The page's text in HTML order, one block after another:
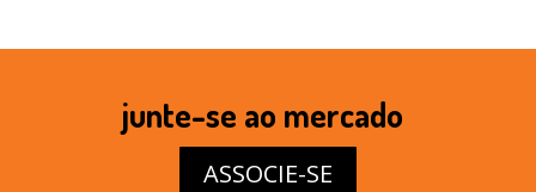
junte-se ao mercado
ASSOCIE-SE